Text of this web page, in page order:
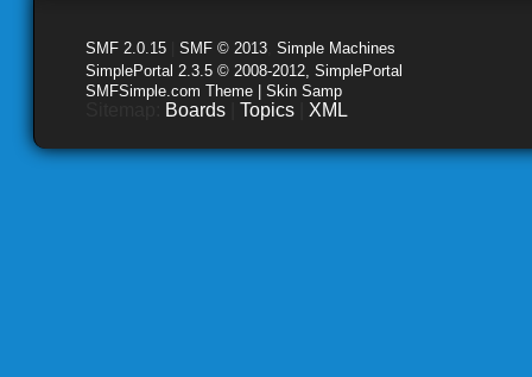
SMF 2.0.15 SMF © 2013 Simple Machines
SimplePortal 2.3.5 © 2008-2012, SimplePortal
SMFSimple.com Theme | Skin Samp
Boards Topics XML